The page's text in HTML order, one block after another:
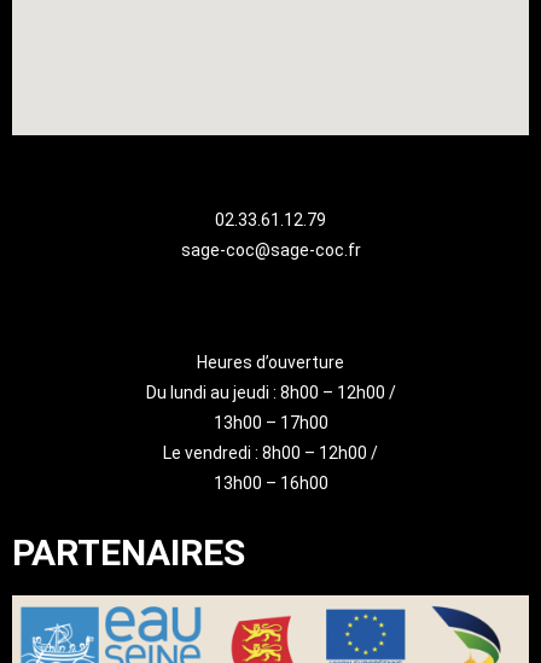
02.33.61.12.79
sage-coc@sage-coc.fr
Heures d’ouverture
Du lundi au jeudi : 8h00 – 12h00 /
13h00 – 17h00
Le vendredi : 8h00 – 12h00 /
13h00 – 16h00
PARTENAIRES